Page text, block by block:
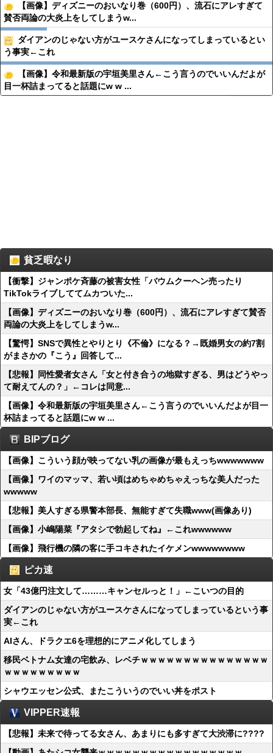
【画像】ディズニーのおいなり巻（600円）、流石にアレすぎて
賛否両論の大炎上をしてしまうw...
ダイアンのじゃない方がユースケさんになってしまっているとい
う事実←これ
【画像】令和最新版の宇垣美里さん←こう言うのでいいんだよが
目一杯詰まってると話題にw w ...
貧乏暇なり
【衝撃】ジャンポケ斉藤の被害女性「バウムクーヘン売ったり
TikTokライブしててムカついた...
【画像】ディズニーのおいなり巻（600円）、流石にアレすぎて賛否
両論の大炎上をしてしまうw...
【驚愕】SNSで異性とやりとり《不倫》になる？→既婚男女の約7割
がまさかの『こう』回答して...
【悲報】同性愛者女さん「女と付き合うの地獄すぎる、男はどうやっ
て耐えてんの？」←コレは同意...
【画像】令和最新版の宇垣美里さん←こう言うのでいいんだよが目一
杯詰まってると話題にw w ...
BIPブログ
【画像】こういう顔が映ってない乳の画像が最もえっちwwwwwww
【画像】ワイのマッマ、若い頃はめちゃめちゃえっちな美人だった
wwwww
【悲報】美人すぎる県警本部長、無能すぎて失職www(画像あり)
【画像】小嶋陽菜『アタシで勃起してね』←これwwwwww
【画像】飛行機の隣の客に手コキされたイケメンwwwwwwww
ピカ速
女「43億円注文して………キャンセルっと！」←こいつの目的
ダイアンのじゃない方がユースケさんになってしまっているという事
実←これ
AIさん、ドラクエ6を理想的にアニメ化してしまう
移民ベトナム女達の宅飲み、レベチｗｗｗｗｗｗｗｗｗｗｗｗｗｗｗ
ｗｗｗｗｗｗｗｗｗ
シャウエッセン公式、またこういうのでいい丼をポスト
VIPPER速報
【悲報】未来で待ってる女さん、あまりにも多すぎて大渋滞に????